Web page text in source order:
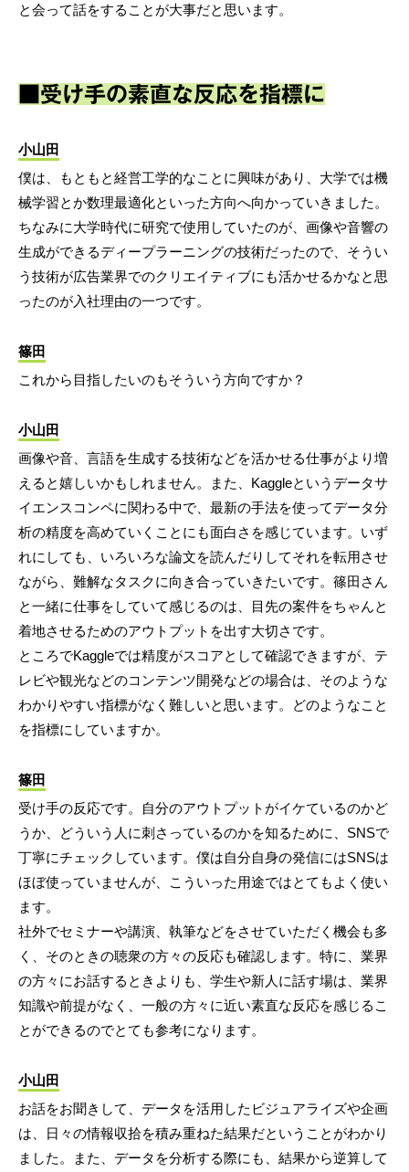
と会って話をすることが大事だと思います。
■受け手の素直な反応を指標に
小山田
僕は、もともと経営工学的なことに興味があり、大学では機
械学習とか数理最適化といった方向へ向かっていきました。
ちなみに大学時代に研究で使用していたのが、画像や音響の
生成ができるディープラーニングの技術だったので、そうい
う技術が広告業界でのクリエイティブにも活かせるかなと思
ったのが入社理由の一つです。
篠田
これから目指したいのもそういう方向ですか？
小山田
画像や音、言語を生成する技術などを活かせる仕事がより増
えると嬉しいかもしれません。また、Kaggleというデータサ
イエンスコンペに関わる中で、最新の手法を使ってデータ分
析の精度を高めていくことにも面白さを感じています。いず
れにしても、いろいろな論文を読んだりしてそれを転用させ
ながら、難解なタスクに向き合っていきたいです。篠田さん
と一緒に仕事をしていて感じるのは、目先の案件をちゃんと
着地させるためのアウトプットを出す大切さです。
ところでKaggleでは精度がスコアとして確認できますが、テ
レビや観光などのコンテンツ開発などの場合は、そのような
わかりやすい指標がなく難しいと思います。どのようなこと
を指標にしていますか。
篠田
受け手の反応です。自分のアウトプットがイケているのかど
うか、どういう人に刺さっているのかを知るために、SNSで
丁寧にチェックしています。僕は自分自身の発信にはSNSは
ほぼ使っていませんが、こういった用途ではとてもよく使い
ます。
社外でセミナーや講演、執筆などをさせていただく機会も多
く、そのときの聴衆の方々の反応も確認します。特に、業界
の方々にお話するときよりも、学生や新人に話す場は、業界
知識や前提がなく、一般の方々に近い素直な反応を感じるこ
とができるのでとても参考になります。
小山田
お話をお聞きして、データを活用したビジュアライズや企画
は、日々の情報収拾を積み重ねた結果だということがわかり
ました。また、データを分析する際にも、結果から逆算して